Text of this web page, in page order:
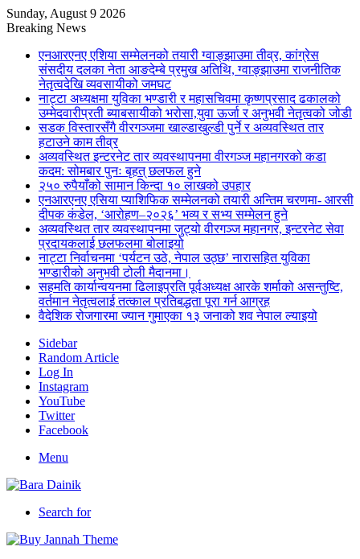
Sunday, August 9 2026
Breaking News
एनआरएनए एशिया सम्मेलनको तयारी ग्वाङ्झाउमा तीव्र, कांग्रेस
संसदीय दलका नेता आङदेम्बे प्रमुख अतिथि, ग्वाङ्झाउमा राजनीतिक
नेतृत्वदेखि व्यवसायीको जमघट
नाट्टा अध्यक्षमा युविका भण्डारी र महासचिवमा कृष्णप्रसाद ढकालको
उम्मेदवारीप्रती ब्याबसायीको भरोसा,युवा ऊर्जा र अनुभवी नेतृत्वको जोडी
सडक विस्तारसँगै वीरगञ्जमा खाल्डाखुल्डी पुर्ने र अव्यवस्थित तार
हटाउने काम तीव्र
अव्यवस्थित इन्टरनेट तार व्यवस्थापनमा वीरगञ्ज महानगरको कडा
कदम: सोमबार पुनः बृहत् छलफल हुने
२५० रुपैयाँको सामान किन्दा १० लाखको उपहार
एनआरएनए एसिया प्याशिफिक सम्मेलनको तयारी अन्तिम चरणमा- आरसी
दीपक कंडेल, ‘आरोहण–२०२६’ भव्य र सभ्य सम्मेलन हुने
अव्यवस्थित तार व्यवस्थापनमा जुट्यो वीरगञ्ज महानगर, इन्टरनेट सेवा
प्रदायकलाई छलफलमा बोलाइयो
नाट्टा निर्वाचनमा ‘पर्यटन उठे, नेपाल उठ्छ’ नारासहित युविका
भण्डारीको अनुभवी टोली मैदानमा।
सहमति कार्यान्वयनमा ढिलाइप्रति पूर्वअध्यक्ष आरके शर्माको असन्तुष्टि,
वर्तमान नेतृत्वलाई तत्काल प्रतिबद्धता पूरा गर्न आग्रह
वैदेशिक रोजगारमा ज्यान गुमाएका १३ जनाको शव नेपाल ल्याइयो
Sidebar
Random Article
Log In
Instagram
YouTube
Twitter
Facebook
Menu
Search for